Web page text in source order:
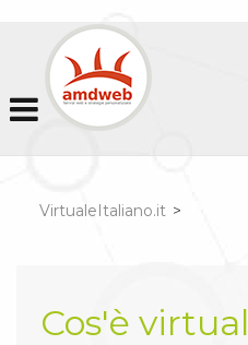
VirtualeItaliano.it >
Cos'è